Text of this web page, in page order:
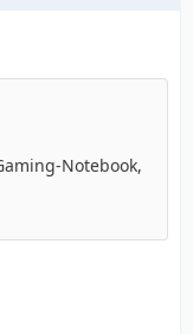
Notebook,